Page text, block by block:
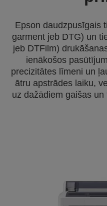
Epson daudzpusīgais
garment jeb DTG) un
jeb DTFilm)
ienākošos
precizitātes līmeni un
ātru apstrādes laiku,
uz dažādiem gaišas